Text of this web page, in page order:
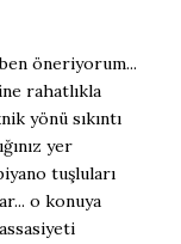
öneriyorum...
rahatlıkla
yönü sıkıntı
yer
tuşluları
o konuya